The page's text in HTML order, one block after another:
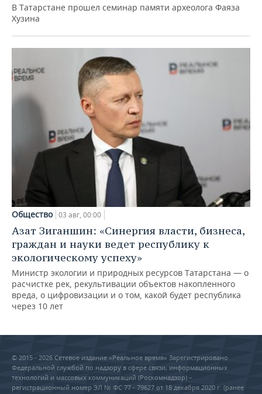
В Татарстане прошел семинар памяти археолога Фаяза
Хузина
Общество 03 авг, 00:00
Азат Зиганшин: «Синергия власти, бизнеса,
граждан и науки ведет республику к
экологическому успеху»
Министр экологии и природных ресурсов Татарстана — о
расчистке рек, рекультивации объектов накопленного
вреда, о цифровизации и о том, какой будет республика
через 10 лет
© 2015 - 2026 Сетевое издание «Реальное время» Зарегистрировано
Федеральной службой по надзору в сфере связи, информационных
технологий и массовых коммуникаций (Роскомнадзор) –
регистрационный номер ЭЛ № ФС 77 - 79627 от 18 декабря 2020 г. (ранее